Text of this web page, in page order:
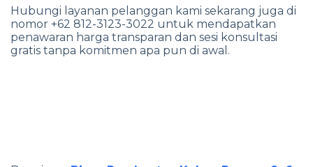
Hubungi layanan pelanggan kami sekarang juga di
nomor +62 812-3123-3022 untuk mendapatkan
penawaran harga transparan dan sesi konsultasi
gratis tanpa komitmen apa pun di awal.